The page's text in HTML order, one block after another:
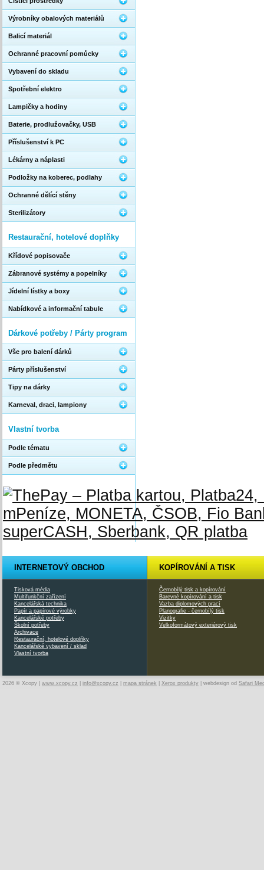
Výrobníky obalových materiálů
Balicí materiál
Ochranné pracovní pomůcky
Vybavení do skladu
Spotřební elektro
Lampičky a hodiny
Baterie, prodlužovačky, USB
Příslušenství k PC
Lékárny a náplasti
Podložky na koberec, podlahy
Ochranné dělící stěny
Sterilizátory
Restaurační, hotelové doplňky
Křídové popisovače
Zábranové systémy a popelníky
Jídelní lístky a boxy
Nabídkové a informační tabule
Dárkové potřeby / Párty program
Vše pro balení dárků
Párty příslušenství
Tipy na dárky
Karneval, draci, lampiony
Vlastní tvorba
Podle tématu
Podle předmětu
INTERNETOVÝ OBCHOD
Tisková média
Multifunkční zařízení
Kancelářská technika
Papír a papírové výrobky
Kancelářské potřeby
Školní potřeby
Archivace
Restaurační, hotelové doplňky
Kancelářské vybavení / sklad
Vlastní tvorba
KOPÍROVÁNÍ A TISK
Černobílý tisk a kopírování
Barevné kopírování a tisk
Vazba diplomových prací
Planografie - černobílý tisk
Vizitky
Velkoformátový exteriérový tisk
2026 © Xcopy | www.xcopy.cz info@xcopy.cz mapa stránek Xerox produkty | webdesign od Safari